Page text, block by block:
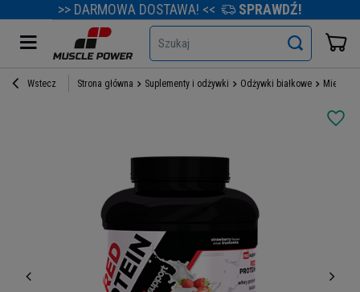
>> DARMOWA DOSTAWA! << SPRAWDŹ!
Szukaj
Wstecz Strona główna Suplementy i odżywki Odżywki białkowe